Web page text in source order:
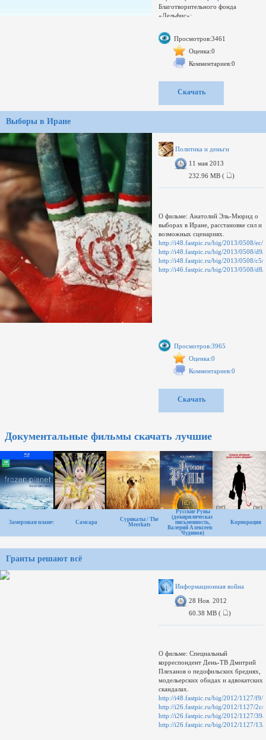
Благотворительного фонда
«Дельфис»:
видеоматериал и Вы хотите
поделиться им со своими
знакомыми или просто сохранить
себе в коллекцию, просим Вас
поддержать выпуск данной серии и
DVDRip
Просмотров:3461
Оценка:0
Комментариев:0
Скачать
Выборы в Иране
Политика и деньги
11 мая 2013
232.96 MB (
)
О фильме: Анатолий Эль-Мюрид о
выборах в Иране, расстановке сил и
возможных сценариях.
http://i48.fastpic.ru/big/2013/0508/ec/
http://i48.fastpic.ru/big/2013/0508/
http://i48.fastpic.ru/big/2013/0508/
http://i46.fastpic.ru/big/2013/0508/
Просмотров:3965
Оценка:0
Комментариев:0
Скачать
Документальные фильмы скачать лучшие
Замерзшая планета Самсара
Сурикаты / The
Meerkats
Русские Руны
(докирилическая
письменность,
Валерий Алексеевич
Чудинов)
Корпорация
Гранты решают всё
Информационная война
28 Ноя. 2012
60.38 MB (
)
О фильме: Специальный
корреспондент День-ТВ Дмитрий
Плеханов о педофильских бреднях,
модельерских обидах и адвокатских
скандалах.
http://i48.fastpic.ru/big/2012/1127/
http://i26.fastpic.ru/big/2012/1127/2c/
http://i26.fastpic.ru/big/2012/1127/
http://i26.fastpic.ru/big/2012/1127/